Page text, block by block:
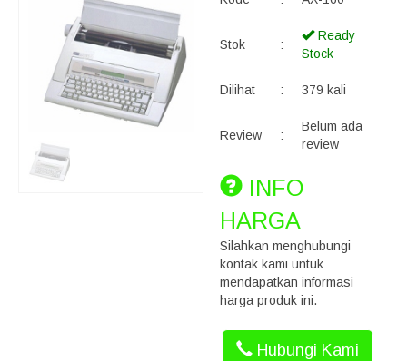
Stok :
Ready
Stock
Dilihat : 379 kali
Review :
Belum ada
review
INFO
HARGA
Silahkan menghubungi
kontak kami untuk
mendapatkan informasi
harga produk ini.
Hubungi Kami